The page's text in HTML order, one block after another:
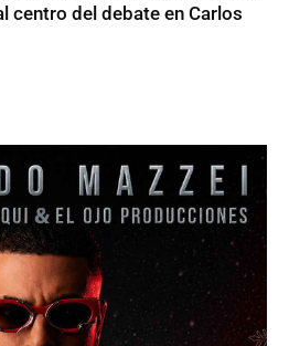
centro del debate en Carlos